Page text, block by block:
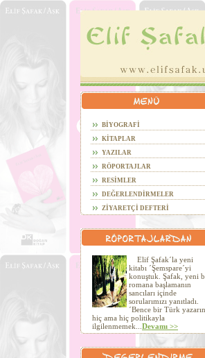
BİYOGRAFİ
KİTAPLAR
YAZILAR
RÖPORTAJLAR
RESİMLER
DEĞERLENDİRMELER
ZİYARETÇİ DEFTERİ
Elif Şafak´la yeni
kitabı ´Şemspare´yi
konuştuk. Şafak, yeni
romana başlamanın
sancıları içinde
sorularımızı yanıtladı.
´Bence bir Türk yazarın
hiç ama hiç politikayla
ilgilenmemek... Devamı >>